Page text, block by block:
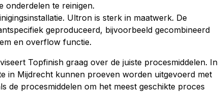
onderdelen te reinigen.
Ultron is sterk in maatwerk. De
geproduceerd, bijvoorbeeld gecombineerd
en overflow functie.
Topfinish graag over de juiste procesmiddelen. In
in Mijdrecht kunnen proeven worden uitgevoerd met
de procesmiddelen om het meest geschikte proces